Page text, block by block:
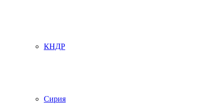
КНДР
Сирия